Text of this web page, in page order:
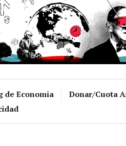
de Economia Donar/Cuota